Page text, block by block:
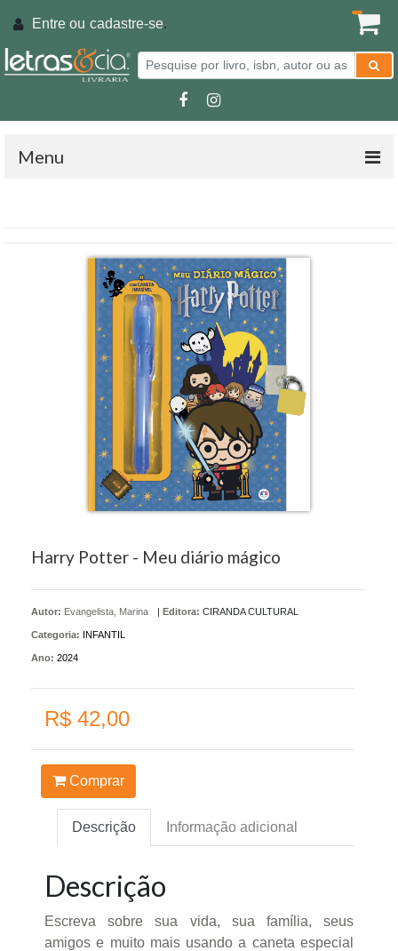
Entre ou cadastre-se.
Menu
Harry Potter - Meu diário mágico
Autor: Evangelista, Marina Editora: CIRANDA CULTURAL
Categoria: INFANTIL
Ano: 2024
R$ 42,00
Comprar
Descrição Informação adicional
Descrição
Escreva sobre sua vida, sua família, seus
amigos e muito mais usando a caneta especial